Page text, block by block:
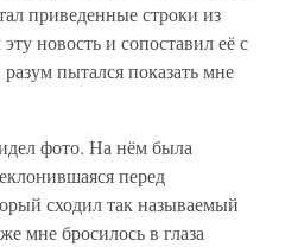
приведенные строки из
новость и сопоставил её с
пытался показать мне
фото. На нём была
перед
сходил так называемый
мне бросилось в глаза